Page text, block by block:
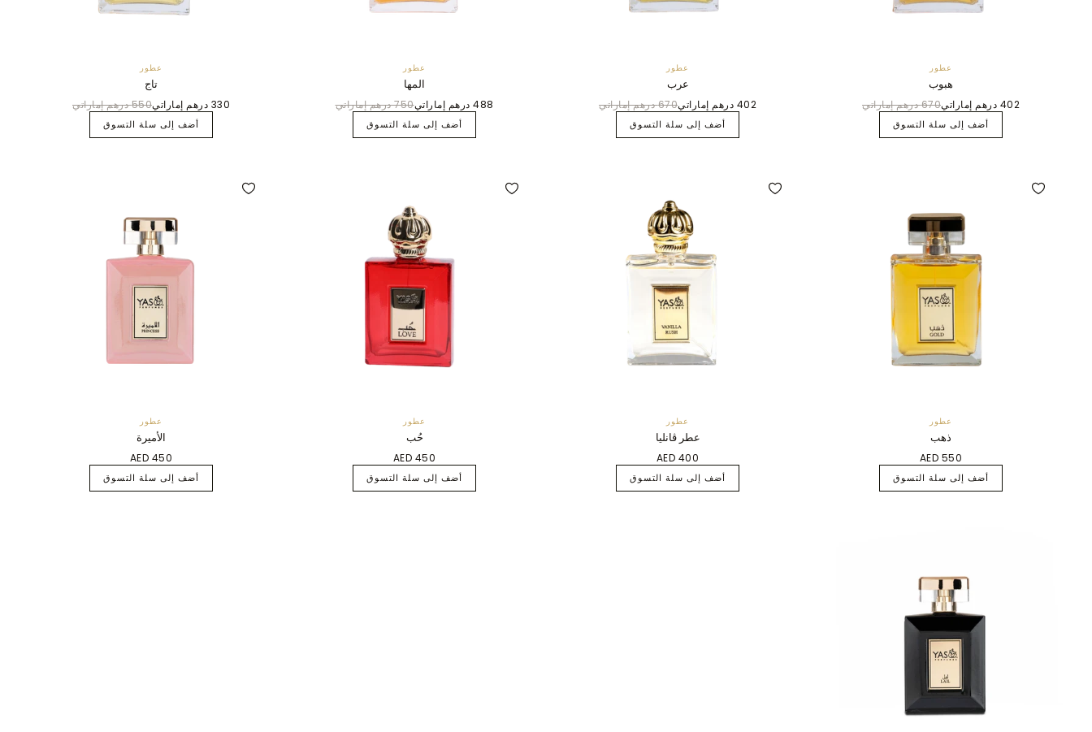
عطور
هبوب
402 درهم إماراتي 670 درهم إماراتي
أضف إلى سلة التسوق
عطور
عرب
402 درهم إماراتي 670 درهم إماراتي
أضف إلى سلة التسوق
عطور
المها
488 درهم إماراتي 750 درهم إماراتي
أضف إلى سلة التسوق
عطور
تاج
330 درهم إماراتي 550 درهم إماراتي
أضف إلى سلة التسوق
عطور
ذهب
AED 550
أضف إلى سلة التسوق
عطور
عطر ڤانليا
AED 400
أضف إلى سلة التسوق
عطور
حُب
AED 450
أضف إلى سلة التسوق
عطور
الأميرة
AED 450
أضف إلى سلة التسوق